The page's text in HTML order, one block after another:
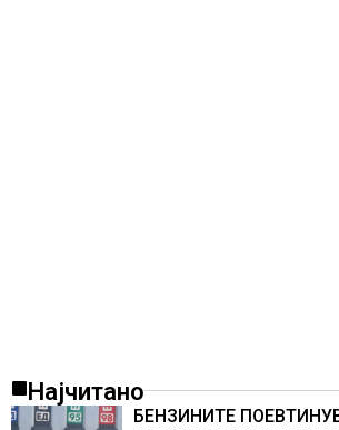
Најчитано
БЕНЗИНИТЕ